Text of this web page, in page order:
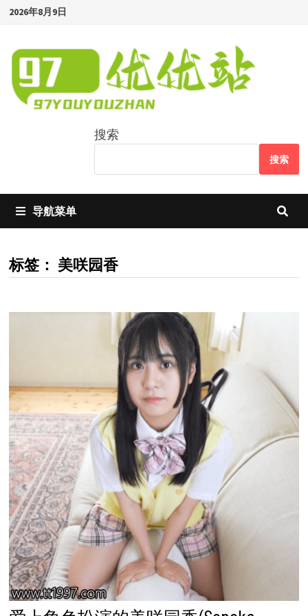
Skip
content
2026年8月9日
搜索
搜索
导航菜单
标签： 美咲园香